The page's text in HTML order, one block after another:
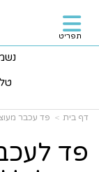
תפריט
דף בית פד עכבר